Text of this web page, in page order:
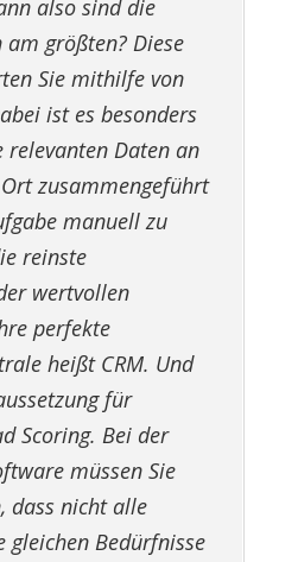
also sind die
am größten? Diese
Sie mithilfe von
ist es besonders
relevanten Daten an
zusammengeführt
manuell zu
reinste
wertvollen
perfekte
heißt CRM. Und
für
Scoring. Bei der
müssen Sie
dass nicht alle
gleichen Bedürfnisse